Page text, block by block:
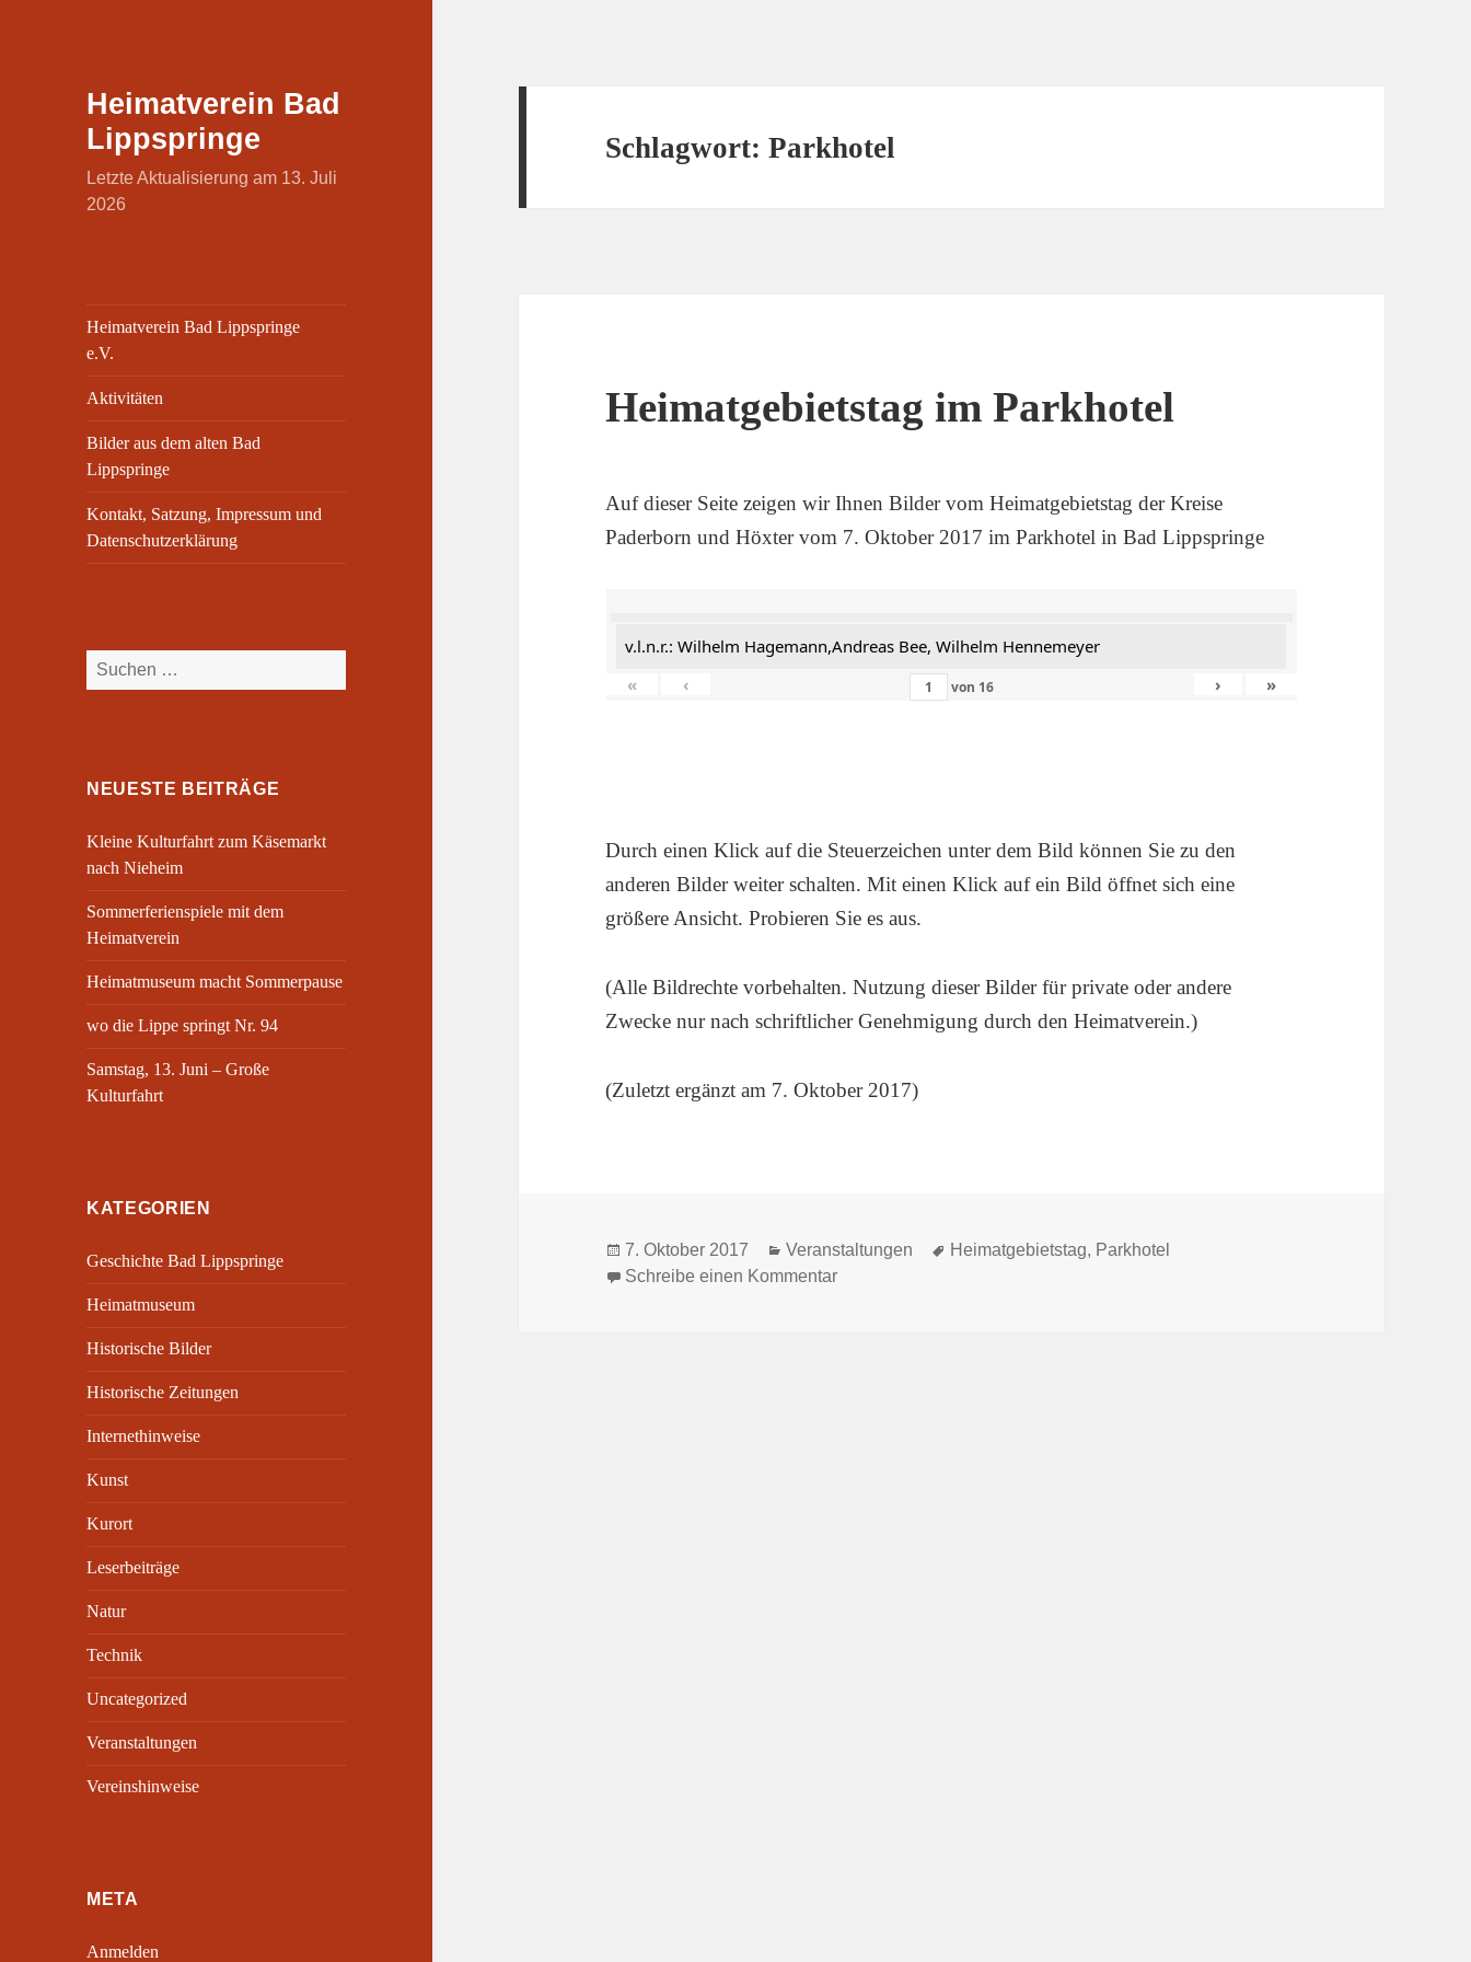
Heimatverein Bad
Lippspringe
Letzte Aktualisierung am 13. Juli
2026
Heimatverein Bad Lippspringe
e.V.
Aktivitäten
Bilder aus dem alten Bad
Lippspringe
Kontakt, Satzung, Impressum und
Datenschutzerklärung
Suchen
nach:
NEUESTE BEITRÄGE
Kleine Kulturfahrt zum Käsemarkt
nach Nieheim
Sommerferienspiele mit dem
Heimatverein
Heimatmuseum macht Sommerpause
wo die Lippe springt Nr. 94
Samstag, 13. Juni – Große
Kulturfahrt
KATEGORIEN
Geschichte Bad Lippspringe
Heimatmuseum
Historische Bilder
Historische Zeitungen
Internethinweise
Kunst
Kurort
Leserbeiträge
Natur
Technik
Uncategorized
Veranstaltungen
Vereinshinweise
META
Anmelden
Schlagwort:Parkhotel
Heimatgebietstag im Parkhotel
Auf dieser Seite zeigen wir Ihnen Bilder vom Heimatgebietstag der Kreise
Paderborn und Höxter vom 7. Oktober 2017 im Parkhotel in Bad Lippspringe
v.l.n.r.: Wilhelm Hagemann,Andreas Bee, Wilhelm Hennemeyer
«
‹ von 16 › »
Durch einen Klick auf die Steuerzeichen unter dem Bild können Sie zu den
anderen Bilder weiter schalten. Mit einen Klick auf ein Bild öffnet sich eine
größere Ansicht. Probieren Sie es aus.
(Alle Bildrechte vorbehalten. Nutzung dieser Bilder für private oder andere
Zwecke nur nach schriftlicher Genehmigung durch den Heimatverein.)
(Zuletzt ergänzt am 7. Oktober 2017)
Veröffentlicht
am
7. Oktober 2017 Kategorien
Veranstaltungen Schlagwörter
Heimatgebietstag, Parkhotel
Schreibe einen Kommentarzu Heimatgebietstag im Parkhotel